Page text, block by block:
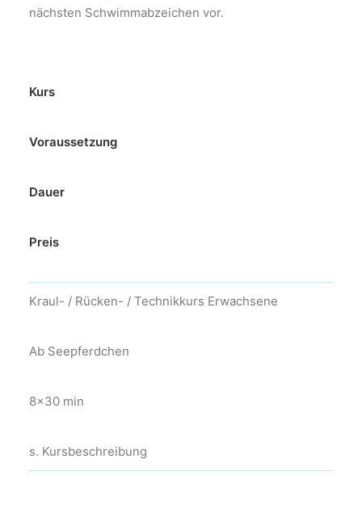
nächsten Schwimmabzeichen vor.
Kurs
Voraussetzung
Dauer
Preis
Kraul- / Rücken- / Technikkurs Erwachsene
Ab Seepferdchen
8×30 min
s. Kursbeschreibung